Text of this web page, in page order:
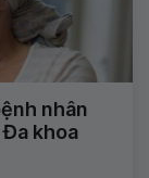
nhân
khoa